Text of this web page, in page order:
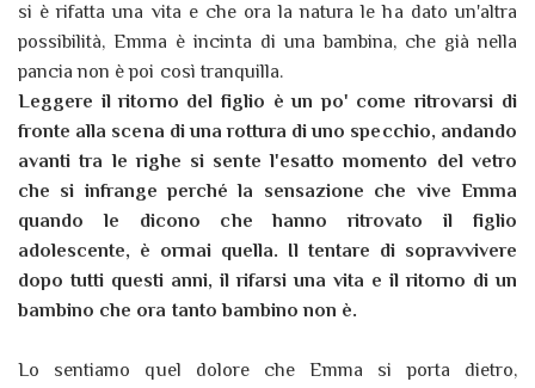
si è rifatta una vita e che ora la natura le ha dato un'altra
possibilità, Emma è incinta di una bambina, che già nella
pancia non è poi così tranquilla.
Leggere il ritorno del figlio è un po' come ritrovarsi di
fronte alla scena di una rottura di uno specchio, andando
avanti tra le righe si sente l'esatto momento del vetro
che si infrange perché la sensazione che vive Emma
quando le dicono che hanno ritrovato il figlio
adolescente, è ormai quella. Il tentare di sopravvivere
dopo tutti questi anni, il rifarsi una vita e il ritorno di un
bambino che ora tanto bambino non è.
Lo sentiamo quel dolore che Emma si porta dietro,